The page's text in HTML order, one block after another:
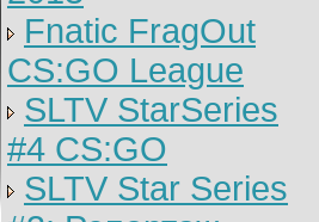
Fnatic FragOut
CS:GO League
SLTV StarSeries
#4 CS:GO
SLTV Star Series